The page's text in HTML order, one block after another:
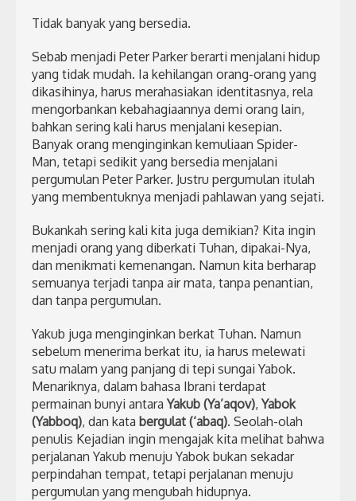
Tidak banyak yang bersedia.
Sebab menjadi Peter Parker berarti menjalani hidup
yang tidak mudah. Ia kehilangan orang-orang yang
dikasihinya, harus merahasiakan identitasnya, rela
mengorbankan kebahagiaannya demi orang lain,
bahkan sering kali harus menjalani kesepian.
Banyak orang menginginkan kemuliaan Spider-
Man, tetapi sedikit yang bersedia menjalani
pergumulan Peter Parker. Justru pergumulan itulah
yang membentuknya menjadi pahlawan yang sejati.
Bukankah sering kali kita juga demikian? Kita ingin
menjadi orang yang diberkati Tuhan, dipakai-Nya,
dan menikmati kemenangan. Namun kita berharap
semuanya terjadi tanpa air mata, tanpa penantian,
dan tanpa pergumulan.
Yakub juga menginginkan berkat Tuhan. Namun
sebelum menerima berkat itu, ia harus melewati
satu malam yang panjang di tepi sungai Yabok.
Menariknya, dalam bahasa Ibrani terdapat
permainan bunyi antaraYakub (Ya’aqov),Yabok
(Yabboq), dan kata bergulat (‘abaq). Seolah-olah
penulis Kejadian ingin mengajak kita melihat bahwa
perjalanan Yakub menuju Yabok bukan sekadar
perpindahan tempat, tetapi perjalanan menuju
pergumulan yang mengubah hidupnya.